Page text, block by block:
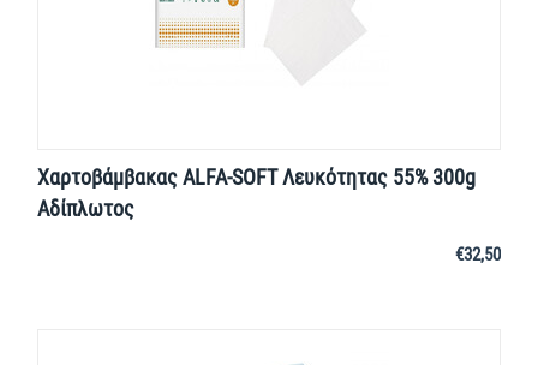
Χαρτοβάμβακας ALFA-SOFT Λευκότητας 55% 300g
Αδίπλωτος
€32,50